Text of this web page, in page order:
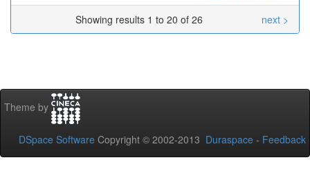
Showing results 1 to 20 of 26
next >
Theme by
DSpace Software Copyright © 2002-2013 Duraspace - Feedback